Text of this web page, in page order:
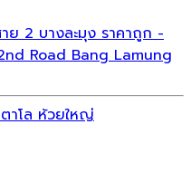
ย 2 บางละมุง ราคาถูก -
Road Bang Lamung
าโล ห้วยใหญ่